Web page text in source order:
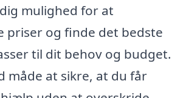
mulighed for at
priser og finde det bedste
til dit behov og budget.
måde at sikre, at du får